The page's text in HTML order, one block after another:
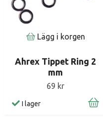
Lägg i korgen
Ahrex Tippet Ring 2
mm
69 kr
I lager